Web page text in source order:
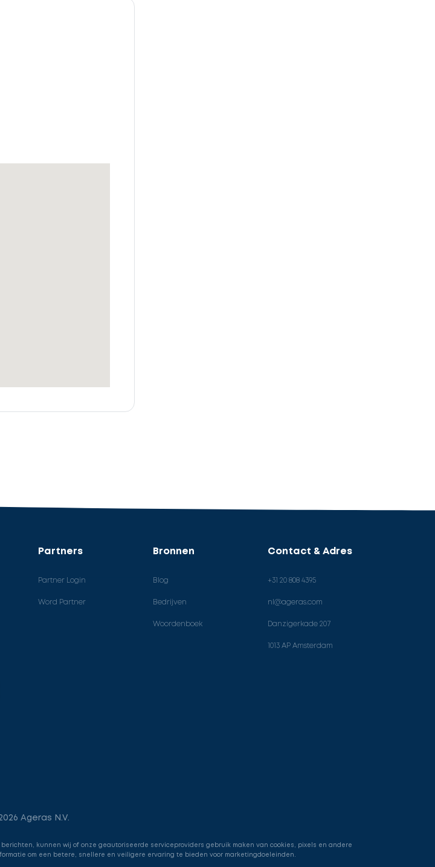
Partners
Partner Login
Word Partner
Bronnen
Blog
Bedrijven
Woordenboek
Contact & Adres
+31 20 808 4395
nl@ageras.com
Danzigerkade 207
1013 AP Amsterdam
Ageras N.V.
kunnen wij of onze geautoriseerde serviceproviders gebruik maken van cookies, pixels en andere
om een betere, snellere en veiligere ervaring te bieden voor marketingdoeleinden.